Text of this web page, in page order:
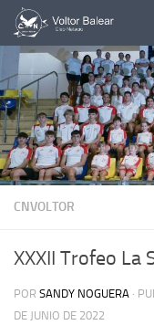
Saltar al contenido
CNVOLTOR
XXXII Trofeo
POR SANDY NOGUERA ·
DE JUNIO DE 2022